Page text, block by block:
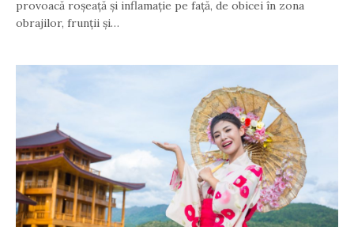
provoacă roșeață și inflamație pe față, de obicei în zona
obrajilor, frunții și…